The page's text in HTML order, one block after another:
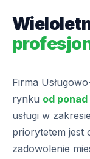
Firma
rynku od
usługi w
priorytetem jest
zadowolenie